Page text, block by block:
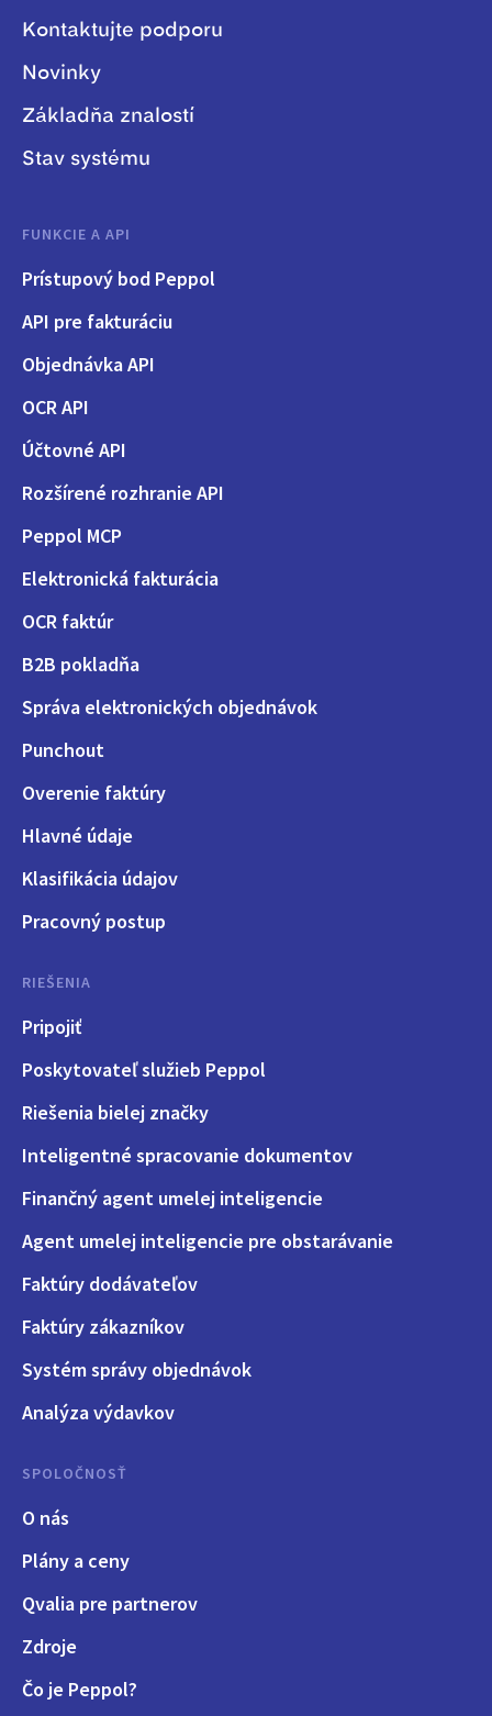
Kontaktujte podporu
Novinky
Základňa znalostí
Stav systému
FUNKCIE A API
Prístupový bod Peppol
API pre fakturáciu
Objednávka API
OCR API
Účtovné API
Rozšírené rozhranie API
Peppol MCP
Elektronická fakturácia
OCR faktúr
B2B pokladňa
Správa elektronických objednávok
Punchout
Overenie faktúry
Hlavné údaje
Klasifikácia údajov
Pracovný postup
RIEŠENIA
Pripojiť
Poskytovateľ služieb Peppol
Riešenia bielej značky
Inteligentné spracovanie dokumentov
Finančný agent umelej inteligencie
Agent umelej inteligencie pre obstarávanie
Faktúry dodávateľov
Faktúry zákazníkov
Systém správy objednávok
Analýza výdavkov
SPOLOČNOSŤ
O nás
Plány a ceny
Qvalia pre partnerov
Zdroje
Čo je Peppol?